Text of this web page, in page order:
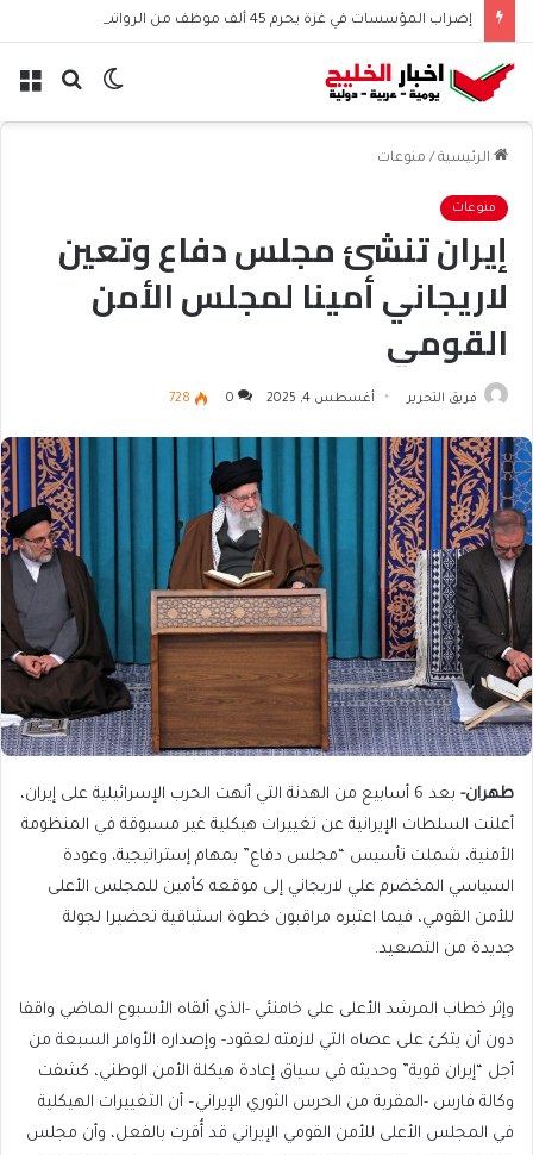
إضراب المؤسسات في غزة يحرم 45 ألف موظف من الرواتب
بحث الوضع
الرئيسية / منوعات
منوعات
إيران تنشئ مجلس دفاع وتعين
لاريجاني أمينا لمجلس الأمن
القومي
فريق التحرير أغسطس 4, 2025 0
728
طهران-
بعد 6 أسابيع من الهدنة التي أنهت الحرب الإسرائيلية على إيران،
أعلنت السلطات الإيرانية عن تغييرات هيكلية غير مسبوقة في المنظومة
الأمنية، شملت تأسيس “مجلس دفاع” بمهام إستراتيجية، وعودة
السياسي المخضرم علي لاريجاني إلى موقعه كأمين للمجلس الأعلى
للأمن القومي، فيما اعتبره مراقبون خطوة استباقية تحضيرا لجولة
جديدة من التصعيد.
وإثر خطاب المرشد الأعلى علي خامنئي -الذي ألقاه الأسبوع الماضي واقفا
دون أن يتكئ على عصاه التي لازمته لعقود- وإصداره الأوامر السبعة من
أجل “إيران قوية” وحديثه في سياق إعادة هيكلة الأمن الوطني، كشفت
وكالة فارس -المقربة من الحرس الثوري الإيراني– أن التغييرات الهيكلية
في المجلس الأعلى للأمن القومي الإيراني قد أُقرت بالفعل، وأن مجلس